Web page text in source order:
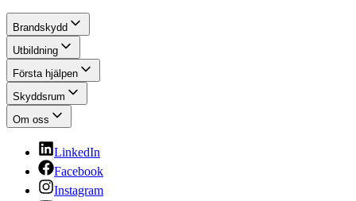
Brandskydd
Utbildning
Första hjälpen
Skyddsrum
Om oss
LinkedIn
Facebook
Instagram